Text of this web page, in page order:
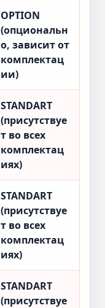
OPTION
(опциональн
о, зависит от
комплектац
ии)
STANDART
(присутствуе
т во всех
комплектац
иях)
STANDART
(присутствуе
т во всех
комплектац
иях)
STANDART
(присутствуе